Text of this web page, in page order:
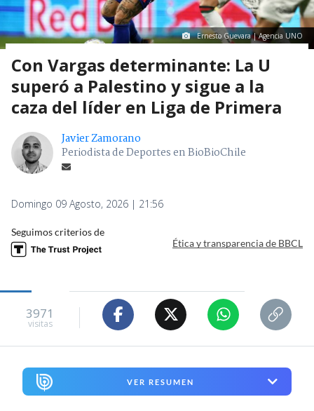
Ernesto Guevara | Agencia UNO
Con Vargas determinante: La U
superó a Palestino y sigue a la
caza del líder en Liga de Primera
Javier Zamorano
Periodista de Deportes en BioBioChile
Domingo 09 Agosto, 2026 | 21:56
Seguimos criterios de
Ética y transparencia de BBCL
3971
visitas
VER RESUMEN